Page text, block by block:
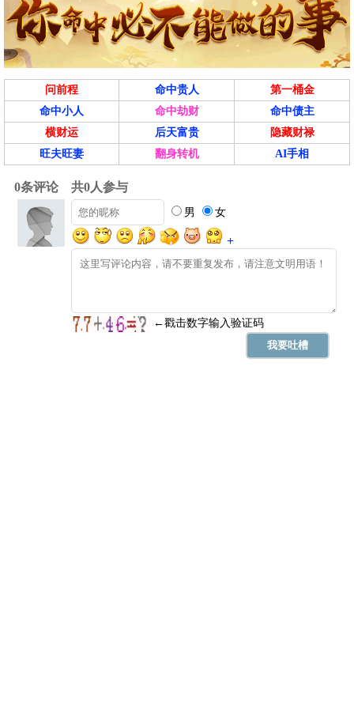
问前程 命中贵人
第一桶金
命中小人
命中劫财
命中债主
横财运
后天富贵
隐藏财禄
旺夫旺妻
翻身转机 AI手相